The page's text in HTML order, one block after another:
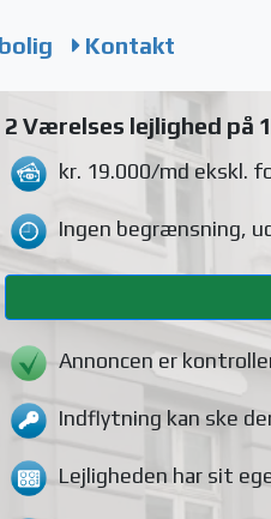
Kontakt
2 Værelses lejlighed på
kr. 19.000/mdekskl.
Ingen begrænsning,
Annoncen er
Indflytning kan ske
Lejligheden har sit